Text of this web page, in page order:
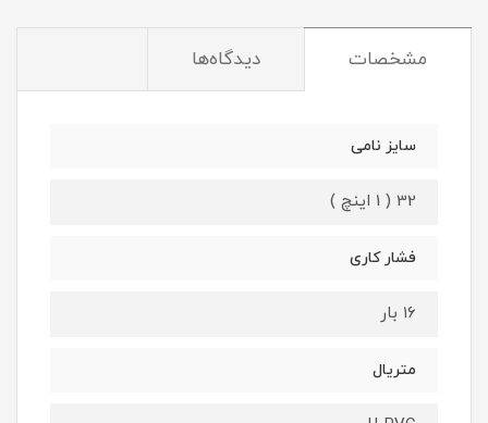
مشخصات دیدگاه‌ها
سایز نامی
32 ( 1 اینچ )
فشار کاری
۱۶ بار
متریال